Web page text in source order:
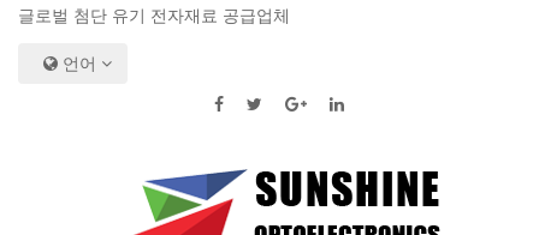
글로벌 첨단 유기 전자재료 공급업체
언어